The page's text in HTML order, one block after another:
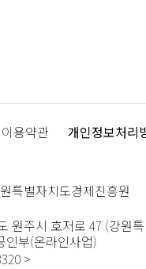
이용약관
개인정보처리
특별자치도경제진흥원
원주시 호저로 47 (강원
인부(온라인사업)